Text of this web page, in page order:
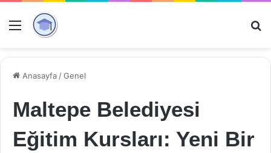
Menü
Anasayfa /Genel
Maltepe Belediyesi
Eğitim Kursları: Yeni Bir